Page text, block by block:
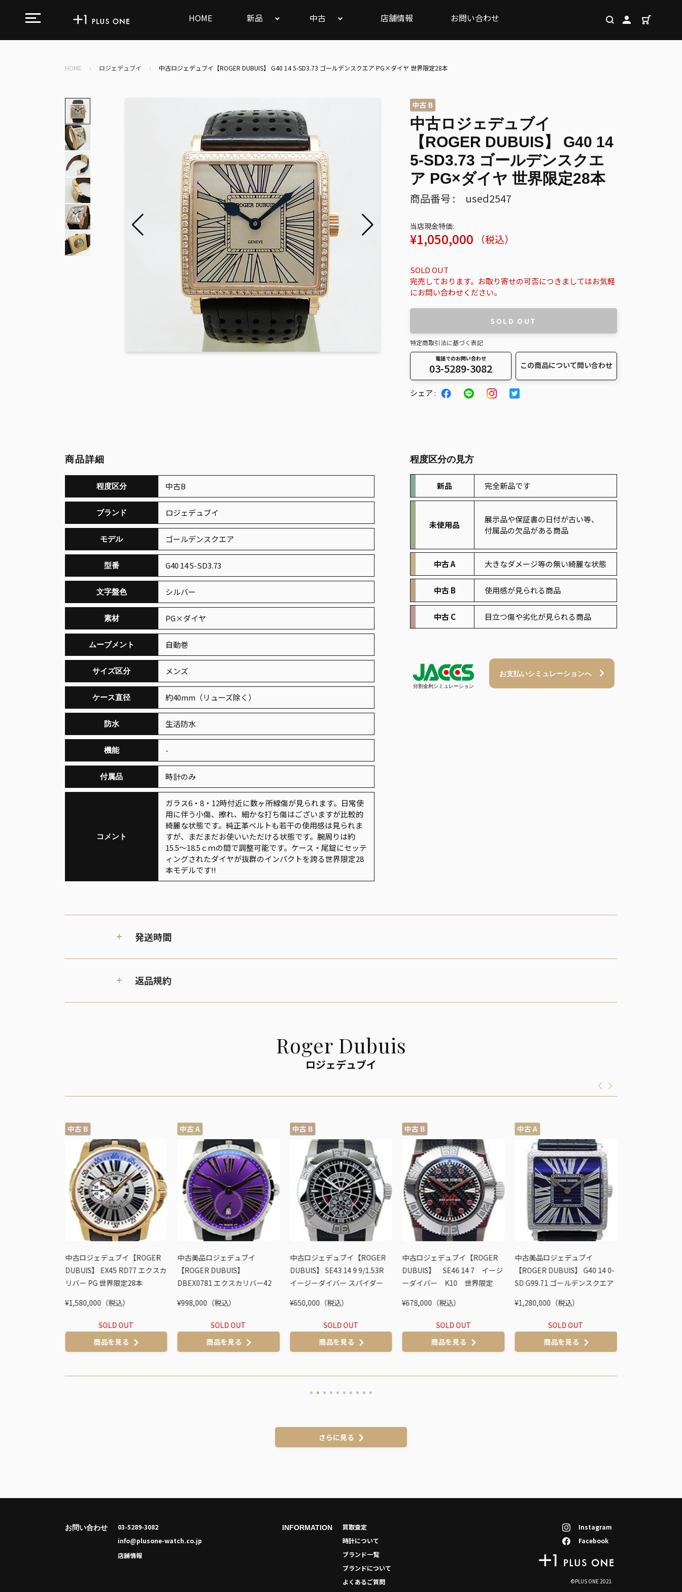
ン
HOME 新品 中古 店舗情報 お問い合わせ 検索ログイン
HOME › ロジェデュブイ › 中古ロジェデュブイ【ROGER DUBUIS】 G40 14 5-SD3.73 ゴールデンスクエア PG×ダイヤ 世界限定28本
中古ロジェデュブイ
【ROGER DUBUIS】 G40 14
5-SD3.73 ゴールデンスクエ
ア PG×ダイヤ 世界限定28本
商品番号 : used2547
当店現金特価:
通
価
格
¥1,050,000 （税込）
SOLD OUT
完売しております。お取り寄せの可否につきましてはお気軽
にお問い合わせください。
SOLD OUT
特定商取引法に基づく表記
電話でのお問い合わせ
03-5289-3082 この商品について問い合わせ
カ
品
を
す
シェア :
商品詳細
程度区分 中古B
ブランド ロジェデュブイ
モデル ゴールデンスクエア
型番 G40 14 5-SD3.73
文字盤色 シルバー
素材 PG×ダイヤ
ムーブメント 自動巻
サイズ区分 メンズ
ケース直径 約40mm（リューズ除く）
防水 生活防水
機能 -
付属品 時計のみ
コメント
ガラス6・8・12時付近に数ヶ所線傷が見られます。日常使
用に伴う小傷、擦れ、細かな打ち傷はございますが比較的
綺麗な状態です。純正革ベルトも若干の使用感は見られま
すが、まだまだお使いいただける状態です。腕周りは約
15.5～18.5ｃｍの間で調整可能です。ケース・尾錠にセッテ
ィングされたダイヤが抜群のインパクトを誇る世界限定28
本モデルです!!
程度区分の見方
新品 完全新品です
未使用品
展示品や保証書の日付が古い等、
付属品の欠品がある商品
中古 A 大きなダメージ等の無い綺麗な状態
中古 B 使用感が見られる商品
中古 C 目立つ傷や劣化が見られる商品
発送時間
返品規約
Roger Dubuis
ロジェデュブイ
中古ロジェデュブイ【ROGER
DUBUIS】 EX45 RD77 エクスカ
リバー PG 世界限定28本
¥1,580,000（税込）
SOLD OUT
商品を見る
中古美品ロジェデュブイ
【ROGER DUBUIS】
DBEX0781 エクスカリバー42
¥998,000（税込）
SOLD OUT
商品を見る
中古ロジェデュブイ【ROGER
DUBUIS】 SE43 14 9 9/1.53R
イージーダイバー スパイダー
¥650,000（税込）
SOLD OUT
商品を見る
中古ロジェデュブイ【ROGER
DUBUIS】 SE46 14 7 イージ
ーダイバー K10 世界限定
¥678,000（税込）
SOLD OUT
商品を見る
中古美品ロジェデュブイ
【ROGER DUBUIS】 G40 14 0-
SD G99.71 ゴールデンスクエア
¥1,280,000（税込）
SOLD OUT
商品を見る
さらに見る
お問い合わせ
店舗情報
INFORMATION
買取査定
時計について
ブランド一覧
ブランドについて
よくあるご質問
Instagram
Facebook
HOME